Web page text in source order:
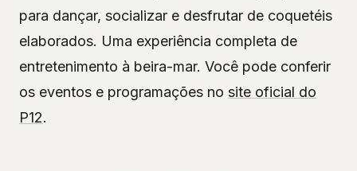
para dançar, socializar e desfrutar de coquetéis
elaborados. Uma experiência completa de
entretenimento à beira-mar. Você pode conferir
os eventos e programações no site oficial do
P12.